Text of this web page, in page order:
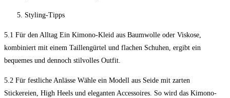
Styling-Tipps
5.1 Für den Alltag Ein Kimono-Kleid aus Baumwolle oder Viskose,
kombiniert mit einem Taillengürtel und flachen Schuhen, ergibt ein
bequemes und dennoch stilvolles Outfit.
5.2 Für festliche Anlässe Wähle ein Modell aus Seide mit zarten
Stickereien, High Heels und eleganten Accessoires. So wird das Kimono-